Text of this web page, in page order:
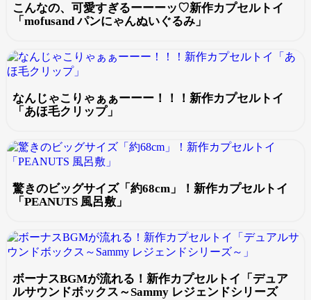
こんなの、可愛すぎるーーーッ♡新作カプセルトイ
「mofusand パンにゃんぬいぐるみ」
なんじゃこりゃぁぁーーー！！！新作カプセルトイ
「あほ毛クリップ」
驚きのビッグサイズ「約68cm」！新作カプセルトイ
「PEANUTS 風呂敷」
ボーナスBGMが流れる！新作カプセルトイ「デュア
ルサウンドボックス～Sammy レジェンドシリーズ